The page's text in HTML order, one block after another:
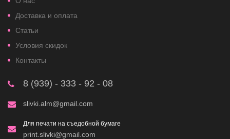
Доставка и оплата
Статьи
Условия скидок
Контакты
8 (939) - 333 - 92 - 08
slivki.alm@gmail.com
Для печати на съедобной бумаге
print.slivki@gmail.com